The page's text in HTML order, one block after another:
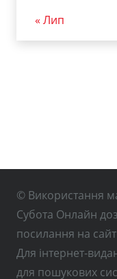
« Лип
© Використання
Субота Онлайн
посилання на
Для інтернет-
для пошукових